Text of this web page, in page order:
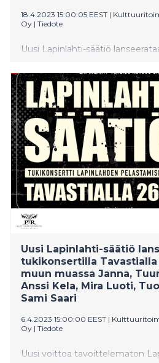
18.4.2023 15:00:05 EEST |
Oy | Tiedote
Uusi Lapinlahti-säätiö
Tavastialla 26.4. Ulkoministeri
lupautunut konsertin suojelijaksi.
perustetaan rahoittamaan
peruskorjauksia sekä tukemaan
yhteiskunnallisesti arvokasta
kaupunkikulttuuria. Säätiö
Lapinlahden mielenterveys-,
sekä pienyrittäjyyden
ja se tarjoaa Lapinlahdelle
tavoittelemattoman, alueen
kulttuurihistorian vaalimiseen
Uusi Lapinlahti-säätiö
tukikonsertilla Tavastialla
muun muassa Janna,
Anssi Kela, Mira Luoti,
Sami Saari
6.4.2023 15:00:00 EEST |
Oy | Tiedote
Uusi voittoa tavoittelematon